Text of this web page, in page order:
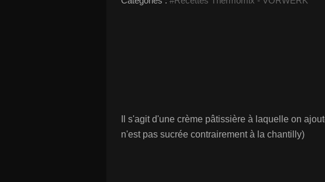
Il s'agit d'une crème pâtissière à laquelle on
n'est pas sucrée contrairement à la chantilly)